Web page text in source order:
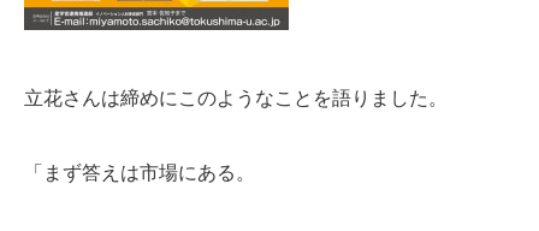
立花さんは締めにこのようなことを語りました。
「まず答えは市場にある。